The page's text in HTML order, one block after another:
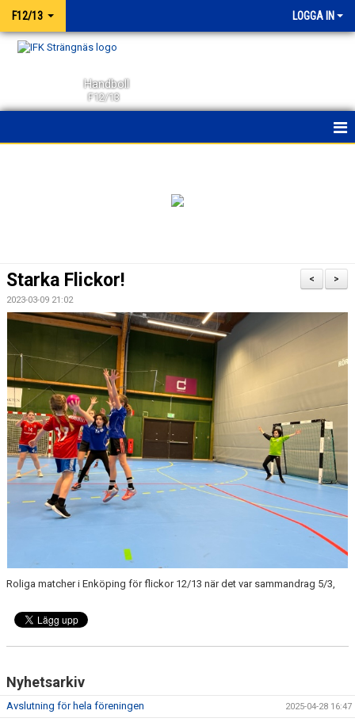
F12/13 LOGGA IN
Handboll
F12/13
TRUPPEN
BILDGALLERI
DOKUMENT
KONTAKT
BÖRJA SPELA HANDBOLL HOS 12/13 LAGET
>
<
Starka Flickor!
2023-03-09 21:02
Roliga matcher i Enköping för flickor 12/13 när det var sammandrag 5/3,
Nyhetsarkiv
Avslutning för hela föreningen 2025-04-28 16:47